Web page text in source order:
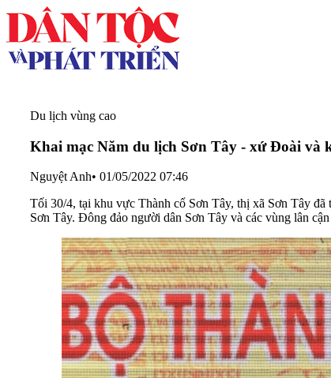
Du lịch vùng cao
Khai mạc Năm du lịch Sơn Tây - xứ Đoài và
Nguyệt Anh• 01/05/2022 07:46
Tối 30/4, tại khu vực Thành cổ Sơn Tây, thị xã Sơn Tây
Sơn Tây. Đông đảo người dân Sơn Tây và các vùng lân